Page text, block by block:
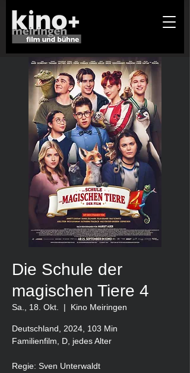
Die Schule der
magischen Tiere 4
Sa., 18. Okt.
  |
Kino Meiringen
Deutschland, 2024, 103 Min
Familienfilm, D, jedes Alter
Regie: Sven Unterwaldt